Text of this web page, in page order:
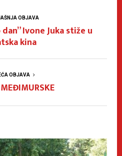
OBJAVA
Ivone Juka stiže u
kina
OBJAVA